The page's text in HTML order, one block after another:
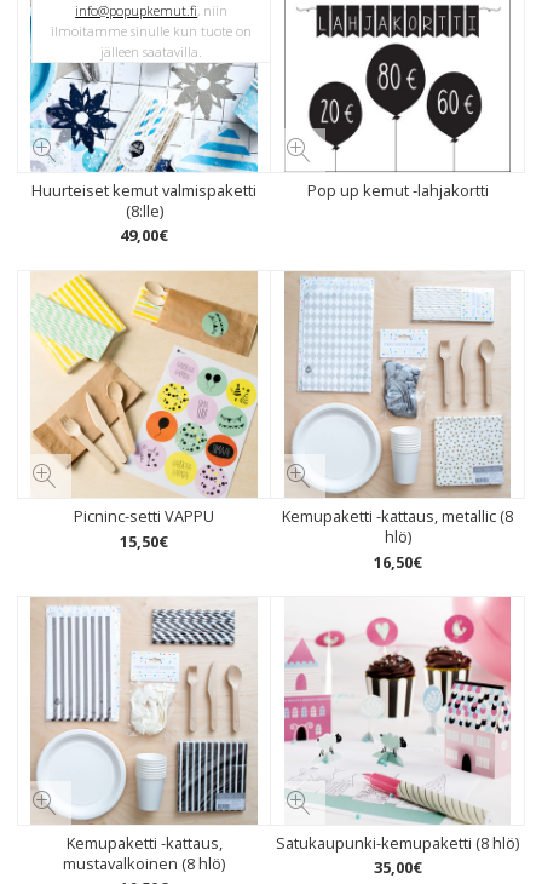
Huurteiset kemut valmispaketti
(8:lle)
49,00€
info@popupkemut.fi, niin
ilmoitamme sinulle kun tuote on
jälleen saatavilla.
Pop up kemut -lahjakortti
Picninc-setti VAPPU
15,50€
Kemupaketti -kattaus, metallic (8
hlö)
16,50€
Kemupaketti -kattaus,
mustavalkoinen (8 hlö)
Satukaupunki-kemupaketti (8 hlö)
35,00€